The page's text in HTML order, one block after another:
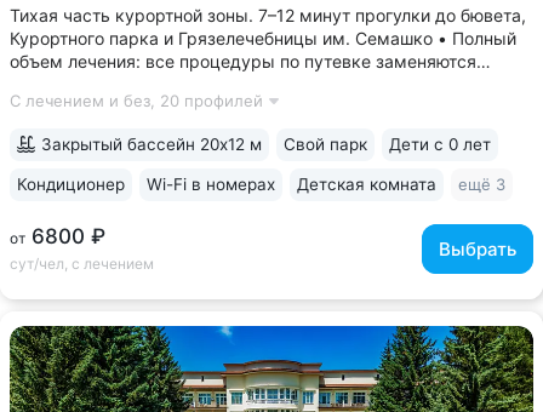
Тихая часть курортной зоны. 7–12 минут прогулки до бювета,
Курортного парка и Грязелечебницы им. Семашко • Полный
объем лечения: все процедуры по путевке заменяются
путевки включены дорогие процедуры: эндоскопические
С лечением и без, 20 профилей
от 6800 ₽
сут/чел, с лечением
Выбрать
Закрытый бассейн 20х12 м Свой парк Дети с 0 лет
Кондиционер Wi-Fi в номерах Детская комната ещё 3